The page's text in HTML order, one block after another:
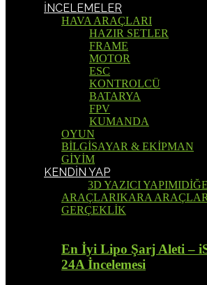
İNCELEMELER
HAVA ARAÇLARI
HAZIR SETLER
FRAME
MOTOR
ESC
KONTROLCÜ
BATARYA
FPV
KUMANDA
OYUN
BİLGİSAYAR & EKİPMAN
GİYİM
KENDİN YAP
3D YAZICI YAPIMI
ARAÇLARIKARA
GERÇEKLİK
En İyi Lipo Şarj Aleti –
24A İncelemesi